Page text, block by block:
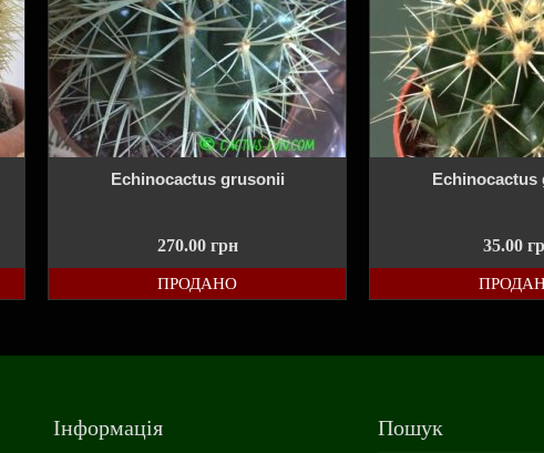
Echinocactus grusonii
270.00 грн
ПРОДАНО
Echinocactus
35.00
Інформація Пошук